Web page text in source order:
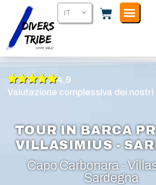
IT
4.9
Valutazione complessiva dei nostri
TOUR IN BARCA
VILLASIMIUS -
Capo Carbonara -
Sardegna